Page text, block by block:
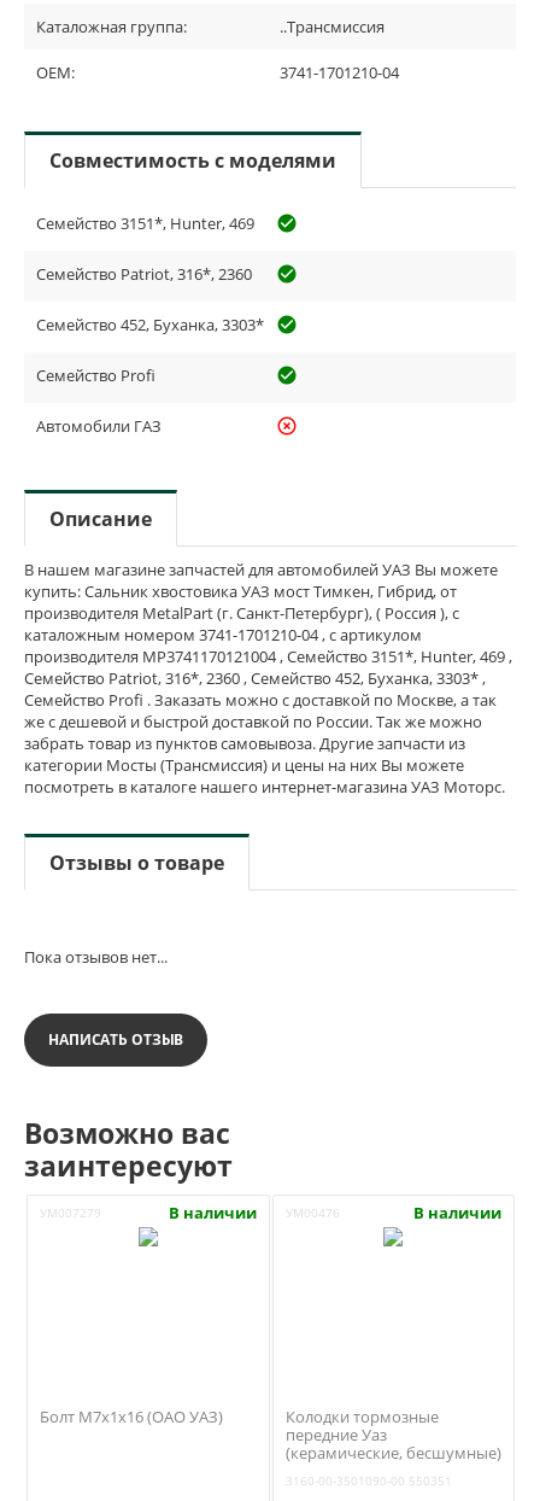
Каталожная группа: ..Трансмиссия
OEM: 3741-1701210-04
Совместимость с моделями
Семейство 3151*, Hunter, 469 check_circle_outline
Семейство Patriot, 316*, 2360 check_circle_outline
Семейство 452, Буханка, 3303* check_circle_outline
Семейство Profi check_circle_outline
Автомобили ГАЗ highlight_off
Описание
В нашем магазине запчастей для автомобилей УАЗ Вы можете
купить: Сальник хвостовика УАЗ мост Тимкен, Гибрид, от
производителя MetalPart (г. Санкт-Петербург), ( Россия ), с
каталожным номером 3741-1701210-04 , с артикулом
производителя MP3741170121004 , Семейство 3151*, Hunter, 469 ,
Семейство Patriot, 316*, 2360 , Семейство 452, Буханка, 3303* ,
Семейство Profi . Заказать можно с доставкой по Москве, а так
же с дешевой и быстрой доставкой по России. Так же можно
забрать товар из пунктов самовывоза. Другие запчасти из
категории Мосты (Трансмиссия) и цены на них Вы можете
посмотреть в каталоге нашего интернет-магазина УАЗ Моторс.
Отзывы о товаре
Пока отзывов нет...
НАПИСАТЬ ОТЗЫВ
Возможно вас
заинтересуют
УМ007279 В наличии
Болт М7х1х16 (ОАО УАЗ)
УМ00476 В наличии
Колодки тормозные
передние Уаз
(керамические, бесшумные)
3501090-00
3160-00-3501090-00 550351